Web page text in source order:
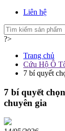
Liên hệ
?>
Trang chủ
Cứu Hộ Ô
7 bí quyết
7 bí quyết
chuyên gia